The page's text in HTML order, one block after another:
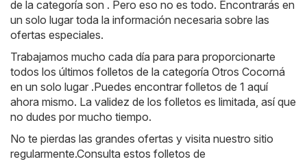
de la categoría son . Pero eso no es todo. Encontrarás en
un solo lugar toda la información necesaria sobre las
ofertas especiales.
Trabajamos mucho cada día para para proporcionarte
todos los últimos folletos de la categoría Otros Cocorná
en un solo lugar .Puedes encontrar folletos de 1 aquí
ahora mismo. La validez de los folletos es limitada, así que
no dudes por mucho tiempo.
No te pierdas las grandes ofertas y visita nuestro sitio
regularmente.Consulta estos folletos de